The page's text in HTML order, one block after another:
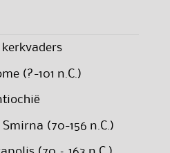
kerkvaders
(?-101 n.C.)
(70-156 n.C.)